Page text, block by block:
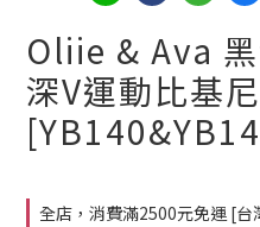
Oliie & Ava
深V運動比基尼
全店，消費滿2500元免運 [台